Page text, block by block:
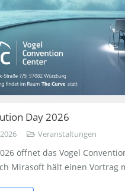
Day 2026
Veranstaltungen
öffnet das Vogel
Mirasoft hält einen Vortrag